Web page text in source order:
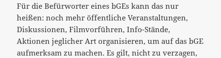
Für die Befürworter eines bGEs kann das nur
heißen: noch mehr öffentliche Veranstaltungen,
Diskussionen, Filmvorführen, Info-Stände,
Aktionen jeglicher Art organisieren, um auf das bGE
aufmerksam zu machen. Es gilt, nicht zu verzagen,